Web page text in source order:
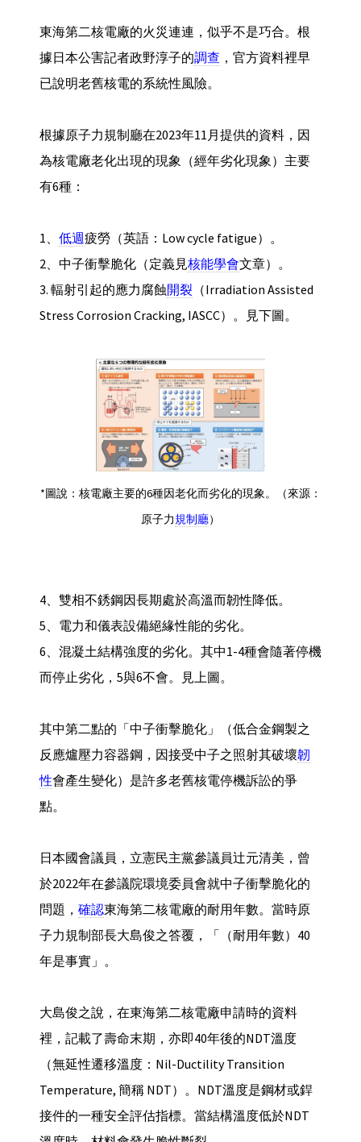
東海第二核電廠的火災連連，似乎不是巧合。根
據日本公害記者政野淳子的調查 ，官方資料裡早
已說明老舊核電的系統性風險。
根據原子力規制廳在2023年11月提供的資料，因
為核電廠老化出現的現象（經年劣化現象）主要
有6種：
1、 低週疲勞（英語：Low cycle fatigue）。
2、中子衝擊脆化（定義見核能學會文章）。
3. 輻射引起的應力腐蝕開裂（Irradiation Assisted
Stress Corrosion Cracking, IASCC）。見下圖。
*圖說：核電廠主要的6種因老化而劣化的現象。（來源：
原子力規制廳）
4、雙相不銹鋼因長期處於高溫而韌性降低。
5、電力和儀表設備絕緣性能的劣化。
6、混凝土結構強度的劣化。其中1-4種會隨著停機
而停止劣化，5與6不會。見上圖。
其中第二點的「中子衝擊脆化」（低合金鋼製之
反應爐壓力容器鋼，因接受中子之照射其破壞韌
性會產生變化）是許多老舊核電停機訴訟的爭
點。
日本國會議員，立憲民主黨參議員辻元清美，曾
於2022年在參議院環境委員會就中子衝擊脆化的
問題， 確認東海第二核電廠的耐用年數。當時原
子力規制部長大島俊之答覆，「（耐用年數）40
年是事實」。
大島俊之說，在東海第二核電廠申請時的資料
裡，記載了壽命末期，亦即40年後的NDT溫度
（無延性遷移溫度：Nil-Ductility Transition
Temperature, 簡稱 NDT）。NDT溫度是鋼材或銲
接件的一種安全評估指標。當結構溫度低於NDT